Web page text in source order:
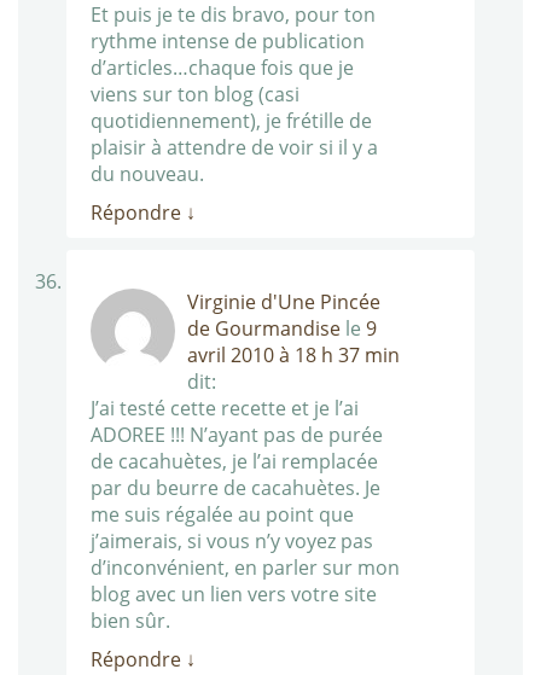
Et puis je te dis bravo, pour ton
rythme intense de publication
d’articles…chaque fois que je
viens sur ton blog (casi
quotidiennement), je frétille de
plaisir à attendre de voir si il y a
du nouveau.
Répondre ↓
Virginie d'Une Pincée
de Gourmandise le 9
avril 2010 à 18 h 37 min
dit:
J’ai testé cette recette et je l’ai
ADOREE !!! N’ayant pas de purée
de cacahuètes, je l’ai remplacée
par du beurre de cacahuètes. Je
me suis régalée au point que
j’aimerais, si vous n’y voyez pas
d’inconvénient, en parler sur mon
blog avec un lien vers votre site
bien sûr.
Répondre ↓